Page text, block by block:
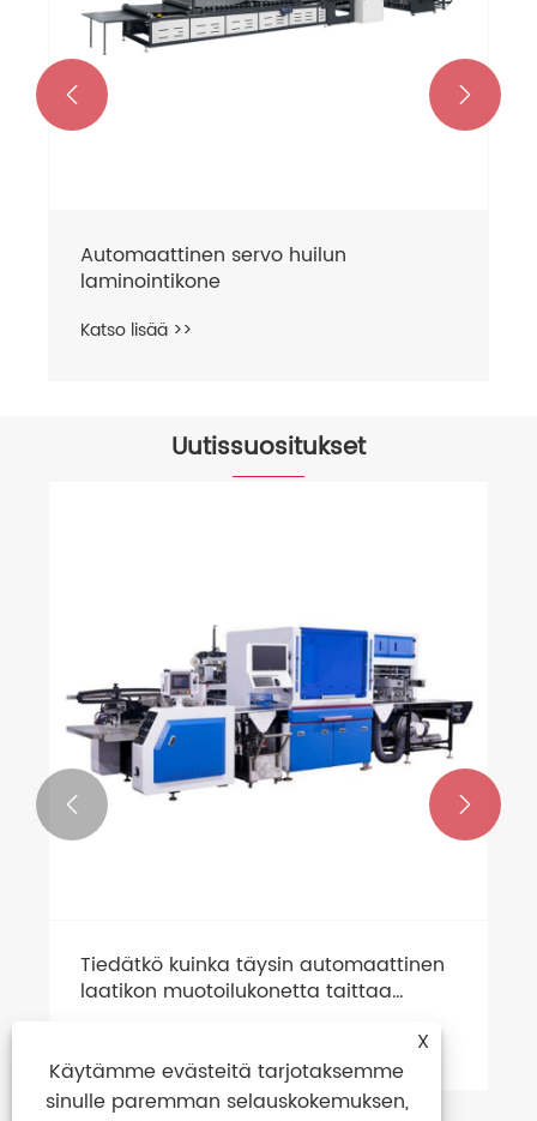
Automaattinen servo huilun
laminointikone
Katso lisää >>
 
Uutissuositukset
 
X
Käytämme evästeitä tarjotaksemme
sinulle paremman selauskokemuksen,